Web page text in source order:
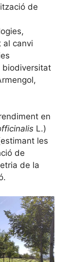
de
al canvi
biodiversitat
en
L.)
les
de
de la